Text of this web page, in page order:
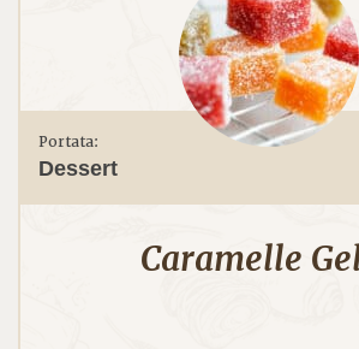
Portata:
Dessert
Caramelle